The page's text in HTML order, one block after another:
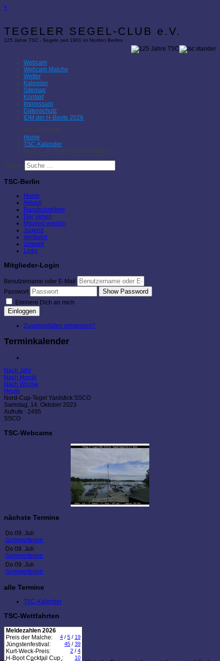
×
TEGELER SEGEL-CLUB e.V.
125 Jahre TSC - Segeln seit 1901 im Norden Berlins
Webcam
Webcam Malche
Wetter
Kalender
Sitemap
Kontakt
Impressum
Datenschutz
IDM der H-Boote 2026
Aktuelle Seite:
Home
TSC-Kalender
Nord-Cup-Tegel Yardstick SSCO
Suchen
TSC-Berlin
Home
Aktuell
Rundschreiben
Der Verein
Mitglied werden
Jugend
Wettfahrt
Umwelt
Links
Mitglieder-Login
Benutzername oder E-Mail
Passwort
Show Password
Erinnere Dich an mich
Einloggen
Zugangsdaten vergessen?
Terminkalender
Nach Jahr
Nach Monat
Nach Woche
Heute
Nord-Cup-Tegel Yardstick SSCO
Samstag, 14. Oktober 2023
Aufrufe : 2495
SSCO
TSC-Webcams
nächste Termine
Do 09. Juli
Sommerferien
Do 09. Juli
Sommerferien
Do 09. Juli
Sommerferien
alle Termine
TSC-Kalender
TSC-Wettfahrten
Meldezahlen 2026
Preis der Malche:
4 / 5 / 19
Jüngstenfestival: 45 / 39
Kurt-Weck-Preis: 2 / 4
H-Boot Cocktail Cup : 10